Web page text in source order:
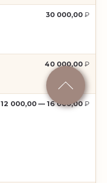
30 000,00
40 000,00
12 000,00 — 16 000,00